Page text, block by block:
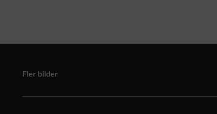
Fler bilder